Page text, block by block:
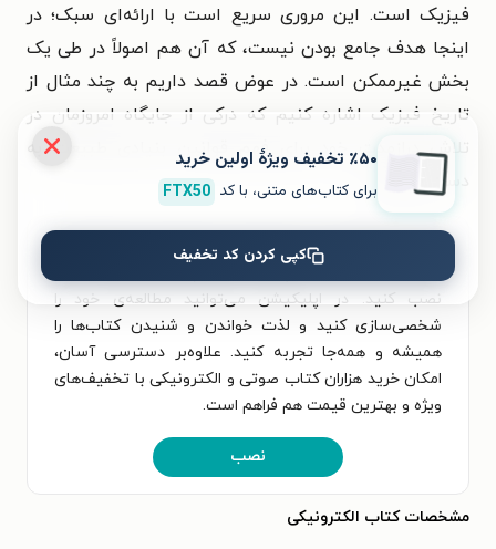
فیزیک است. این مروری سریع است با ارائه‌ای سبک؛ در
اینجا هدف جامع بودن نیست، که آن هم اصولاً در طی یک
بخش غیرممکن است. در عوض قصد داریم به چند مثال از
تاریخ فیزیک اشاره کنیم که درکی از جایگاه امروزمان در
تلاش درازمدت خود برای فهم قوانین بنیادی طبیعت به
دست می‌دهد.
برای تجربه‌ای بهتر در دانلود کتاب معماهایی برای رازگشایی
نصب کنید. در اپلیکیشن می‌توانید مطالعه‌ی خود را
شخصی‌سازی کنید و لذت خواندن و شنیدن کتاب‌ها را
همیشه و همه‌جا تجربه کنید. علاوه‌بر دسترسی آسان،
امکان خرید هزاران کتاب صوتی و الکترونیکی با تخفیف‌های
ویژه و بهترین قیمت هم فراهم است.
نصب
مشخصات کتاب الکترونیکی
٪۵۰ تخفیف ویژۀ اولین خرید
برای کتاب‌های متنی، با کد FTX50
کپی کردن کد تخفیف